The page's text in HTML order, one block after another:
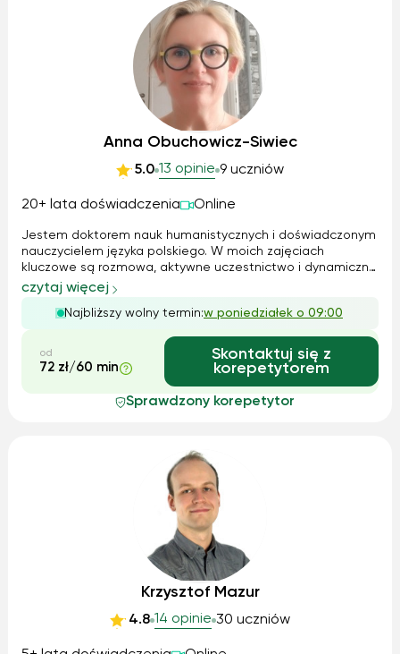
Anna Obuchowicz-Siwiec
5.0 13 opinie 9 uczniów
20+ lata doświadczenia Online
Jestem doktorem nauk humanistycznych i doświadczonym
nauczycielem języka polskiego. W moich zajęciach
kluczowe są rozmowa, aktywne uczestnictwo i dynamiczne
metody nauczania, dzięki którym nauka staje się ciekawą
przygodą. Dostosowuję lekcje do poziomu i potrzeb ucznia,
oferując bogaty wybór materia...
czytaj więcej
Najbliższy wolny termin:w poniedziałek o 09:00
od
72 zł/60 min
Skontaktuj się z
korepetytorem
Sprawdzony korepetytor
Krzysztof Mazur
4.8 14 opinie 30 uczniów